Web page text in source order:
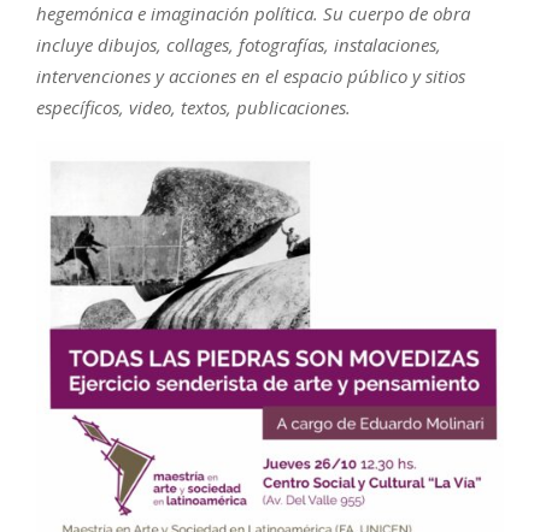
hegemónica e imaginación política. Su cuerpo de obra
incluye dibujos, collages, fotografías, instalaciones,
intervenciones y acciones en el espacio público y sitios
específicos, video, textos, publicaciones.